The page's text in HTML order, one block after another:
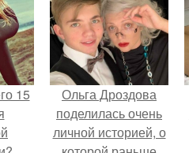
15
Ольга Дроздова
поделилась очень
личной историей, о